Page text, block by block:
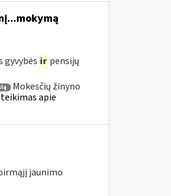
gyvybės ir pensijų
Mokesčių žinyno
apie
jaunimo